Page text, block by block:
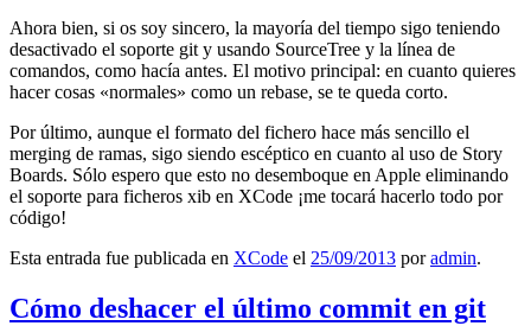
Ahora bien, si os soy sincero, la mayoría del tiempo sigo teniendo
desactivado el soporte git y usando SourceTree y la línea de
comandos, como hacía antes. El motivo principal: en cuanto quieres
hacer cosas «normales» como un rebase, se te queda corto.
Por último, aunque el formato del fichero hace más sencillo el
merging de ramas, sigo siendo escéptico en cuanto al uso de Story
Boards. Sólo espero que esto no desemboque en Apple eliminando
el soporte para ficheros xib en XCode ¡me tocará hacerlo todo por
código!
Esta entrada fue publicada en XCode el 25/09/2013 poradmin.
Cómo deshacer el último commit en git